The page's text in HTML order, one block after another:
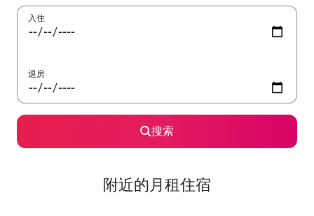
入住
退房
搜索
附近的月租住宿